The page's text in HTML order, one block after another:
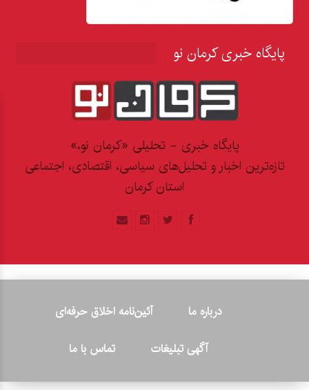
پایگاه خبری کرمان نو
پایگاه خبری - تحلیلی «کرمان نو،»
تازه‌ترین اخبار و تحلیل‌های سیاسی، اقتصادی، اجتماعی
استان کرمان
درباره ما
آئین‌نامه اخلاق حرفه‌ای
آگهی تبلیغات
تماس با ما